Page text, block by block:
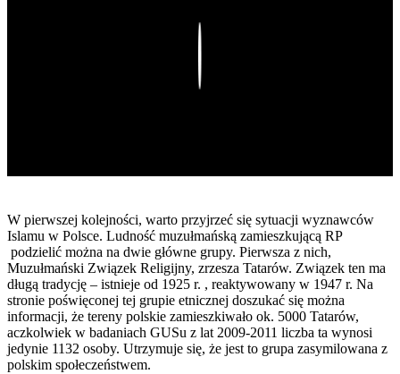
W pierwszej kolejności, warto przyjrzeć się sytuacji wyznawców
Islamu w Polsce. Ludność muzułmańską zamieszkującą RP
podzielić można na dwie główne grupy. Pierwsza z nich,
Muzułmański Związek Religijny, zrzesza Tatarów. Związek ten ma
długą tradycję – istnieje od 1925 r. , reaktywowany w 1947 r. Na
stronie poświęconej tej grupie etnicznej doszukać się można
informacji, że tereny polskie zamieszkiwało ok. 5000 Tatarów,
aczkolwiek w badaniach GUSu z lat 2009-2011 liczba ta wynosi
jedynie 1132 osoby. Utrzymuje się, że jest to grupa zasymilowana z
polskim społeczeństwem.